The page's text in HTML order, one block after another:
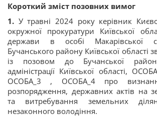
Короткий зміст позовних вимог
1. У травні 2024 року керівник
окружної прокуратури Київської
держави в особі Макарівської
Бучанського району Київської області
із позовом до Бучанської
адміністрації Київської області,
ОСОБА_3 , ОСОБА_4 про
розпорядження, державних актів на
та витребування земельних
незаконного володіння.